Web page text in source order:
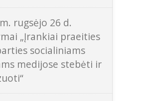
rugsėjo 26 d.
„Įrankiai praeities
socialiniams
medijose stebėti ir